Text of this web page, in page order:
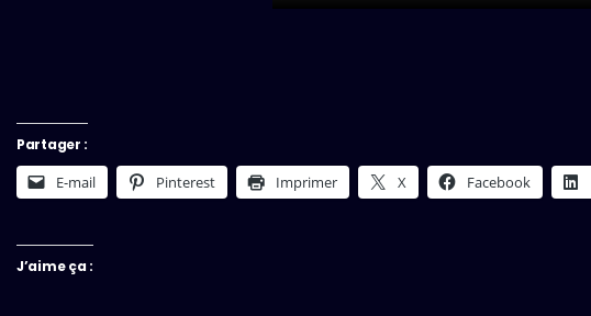
Partager :
E-mail Pinterest Imprimer X Facebook
J’aime ça :